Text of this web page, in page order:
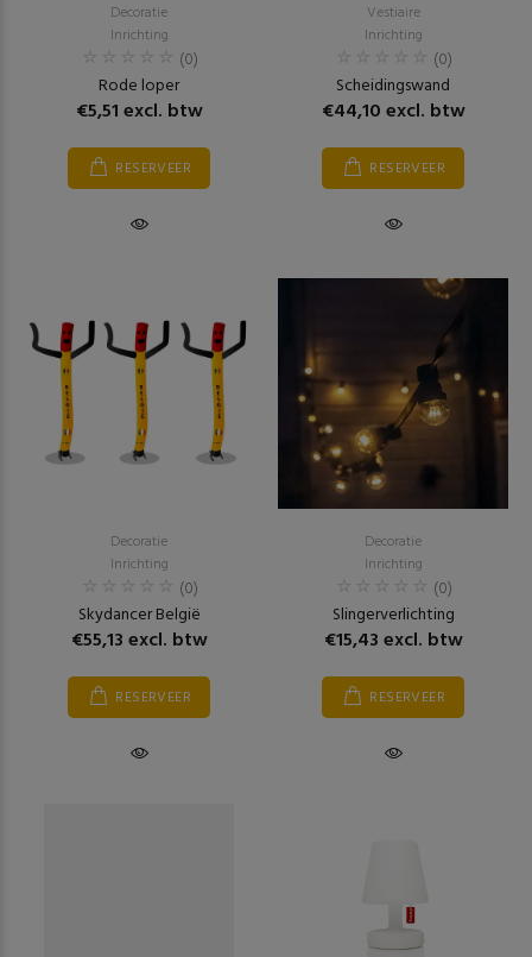
Decoratie
Inrichting
(0)
Rode loper
€5,51 excl. btw
RESERVEER
Vestiaire
Inrichting
(0)
Scheidingswand
€44,10 excl. btw
RESERVEER
Decoratie
Inrichting
(0)
Skydancer België
€55,13 excl. btw
RESERVEER
Decoratie
Inrichting
(0)
Slingerverlichting
€15,43 excl. btw
RESERVEER